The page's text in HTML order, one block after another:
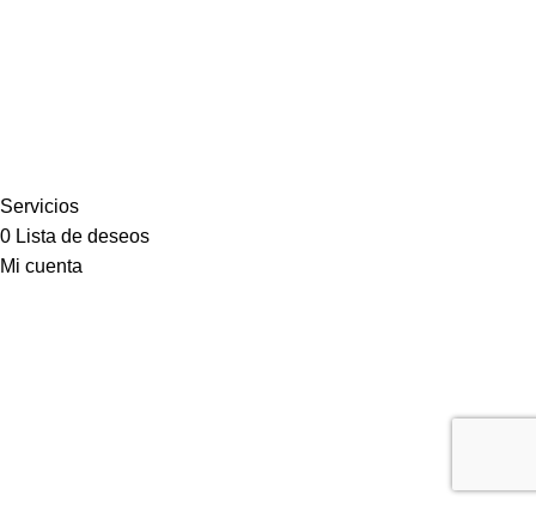
Servicios
0 Lista de deseos
Mi cuenta